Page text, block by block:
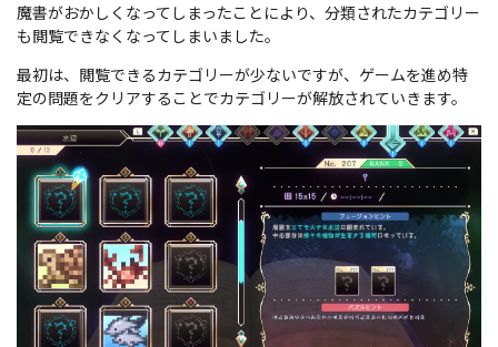
魔書がおかしくなってしまったことにより、分類されたカテゴリー
も閲覧できなくなってしまいました。
最初は、閲覧できるカテゴリーが少ないですが、ゲームを進め特
定の問題をクリアすることでカテゴリーが解放されていきます。